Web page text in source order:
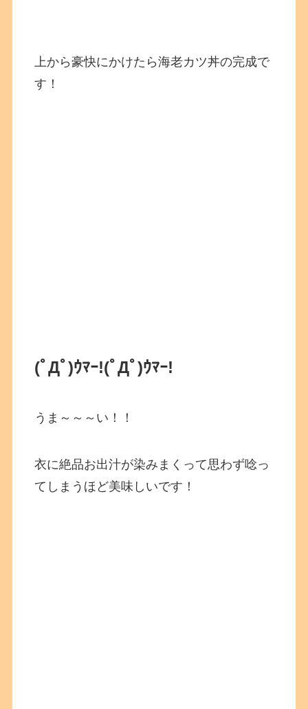
上から豪快にかけたら海老カツ丼の完成で
す！
(ﾟДﾟ)ｳﾏｰ!(ﾟДﾟ)ｳﾏｰ!
うま～～～い！！
衣に絶品お出汁が染みまくって思わず唸っ
てしまうほど美味しいです！